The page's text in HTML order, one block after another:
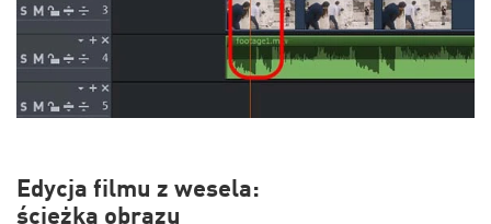
Edycja filmu z wesela:
ścieżka obrazu